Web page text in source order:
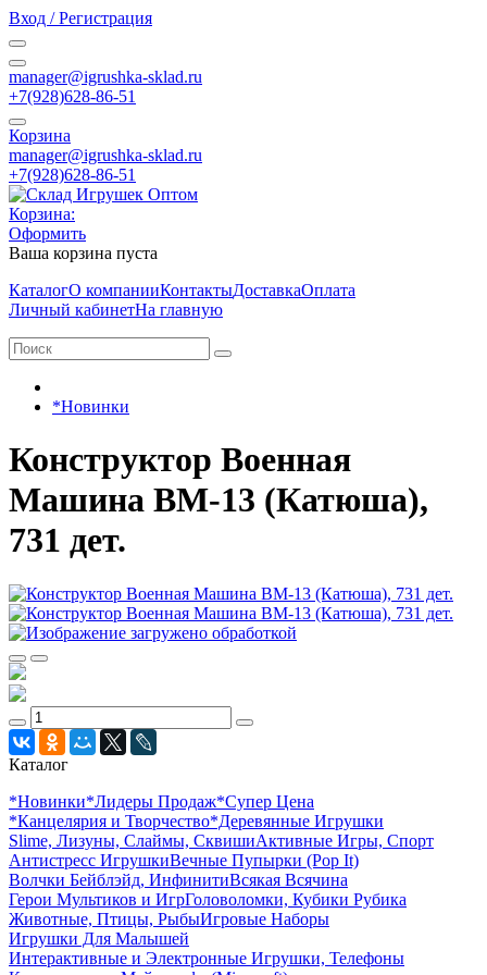
Вход / Регистрация
manager@igrushka-sklad.ru
+7(928)628-86-51
Корзина
manager@igrushka-sklad.ru
+7(928)628-86-51
Корзина:
Оформить
Ваша корзина пуста
КаталогО компанииКонтактыДоставкаОплата
Личный кабинетНа главную
*Новинки
Конструктор Военная
Машина ВМ-13 (Катюша),
731 дет.
Каталог
*Новинки*Лидеры Продаж*Супер Цена
*Канцелярия и Творчество*Деревянные Игрушки
Slime, Лизуны, Слаймы, СквишиАктивные Игры, Спорт
Антистресс ИгрушкиВечные Пупырки (Pop It)
Волчки Бейблэйд, ИнфинитиВсякая Всячина
Герои Мультиков и ИгрГоловоломки, Кубики Рубика
Животные, Птицы, РыбыИгровые Наборы
Игрушки Для Малышей
Интерактивные и Электронные Игрушки, Телефоны